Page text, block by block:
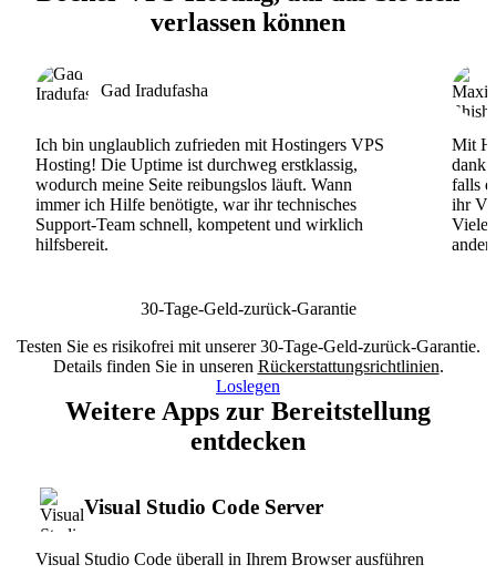
verlassen können
Gad Iradufasha
Ich bin unglaublich zufrieden mit Hostingers VPS
Hosting! Die Uptime ist durchweg erstklassig,
wodurch meine Seite reibungslos läuft. Wann
immer ich Hilfe benötigte, war ihr technisches
Support-Team schnell, kompetent und wirklich
hilfsbereit.
Mit
dank
falls
ihr
30-Tage-Geld-zurück-Garantie
Testen Sie es risikofrei mit unserer 30-Tage-Geld-zurück-Garantie.
Details finden Sie in unseren Rückerstattungsrichtlinien.
Loslegen
Weitere Apps zur Bereitstellung
entdecken
Visual Studio Code Server
Visual Studio Code überall in Ihrem Browser ausführen